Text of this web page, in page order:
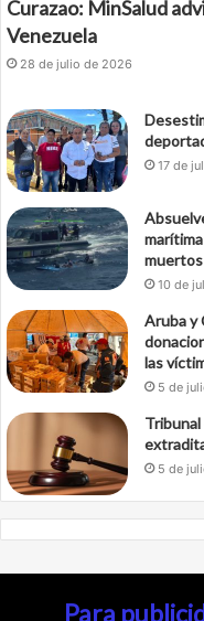
Curazao: MinSalud
Venezuela
28 de julio de 2026
17 de
muertos
10 de
Aruba y
las
5 de
Tribunal
5 de
Para